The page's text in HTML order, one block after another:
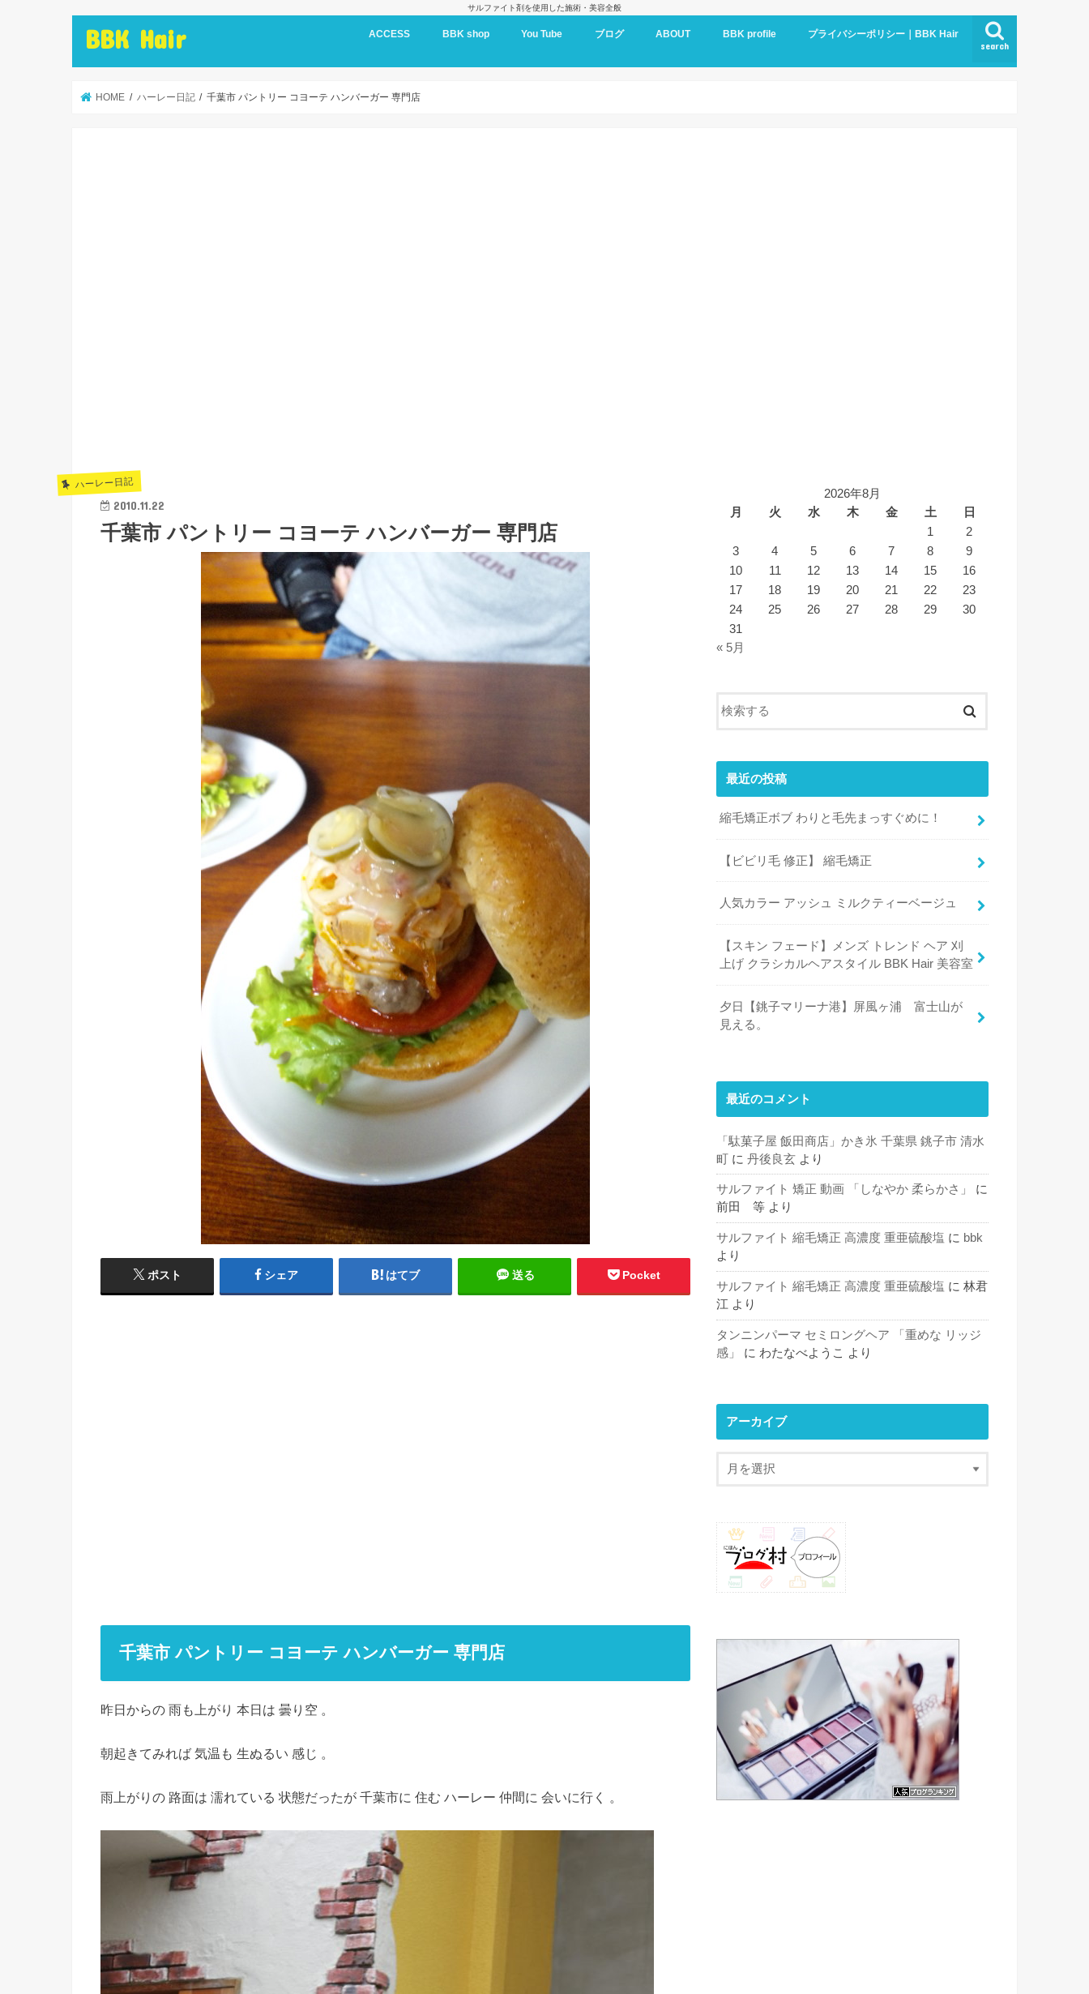
サルファイト剤を使用した施術・美容全般
BBK Hair search
ACCESS BBK shop
BBK oil
You Tube ブログ ABOUT BBK profile プライバシーポリシー｜BBK Hair
HOME ハーレー日記 千葉市 パントリー コヨーテ ハンバーガー 専門店
ハーレー日記
2010.11.22
千葉市 パントリー コヨーテ ハンバーガー 専門店
ポスト シェア はてブ 送る Pocket
千葉市 パントリー コヨーテ ハンバーガー 専門店
昨日からの 雨も上がり 本日は 曇り空 。
朝起きてみれば 気温も 生ぬるい 感じ 。
雨上がりの 路面は 濡れている 状態だったが 千葉市に 住む ハーレー 仲間に 会いに行く 。
2026年8月
月
火 水 木 金 土
日
1
2
3
4 5 6 7 8
9
10
11 12 13 14 15
16
17
18 19 20 21 22
23
24
25 26 27 28 29
30
31
« 5月
最近の投稿
縮毛矯正ボブ わりと毛先まっすぐめに！
【ビビリ毛 修正】 縮毛矯正
人気カラー アッシュ ミルクティーベージュ
【スキン フェード】メンズ トレンド ヘア 刈
上げ クラシカルヘアスタイル BBK Hair 美容室
夕日【銚子マリーナ港】屏風ヶ浦 富士山が
見える。
最近のコメント
「駄菓子屋 飯田商店」かき氷 千葉県 銚子市 清水
町 に 丹後良玄 より
サルファイト 矯正 動画 「しなやか 柔らかさ」
に
前田 等 より
サルファイト 縮毛矯正 高濃度 重亜硫酸塩 に bbk
より
サルファイト 縮毛矯正 高濃度 重亜硫酸塩 に 林君
江 より
タンニンパーマ セミロングヘア 「重めな リッジ
感」
に わたなべようこ より
アーカイブ